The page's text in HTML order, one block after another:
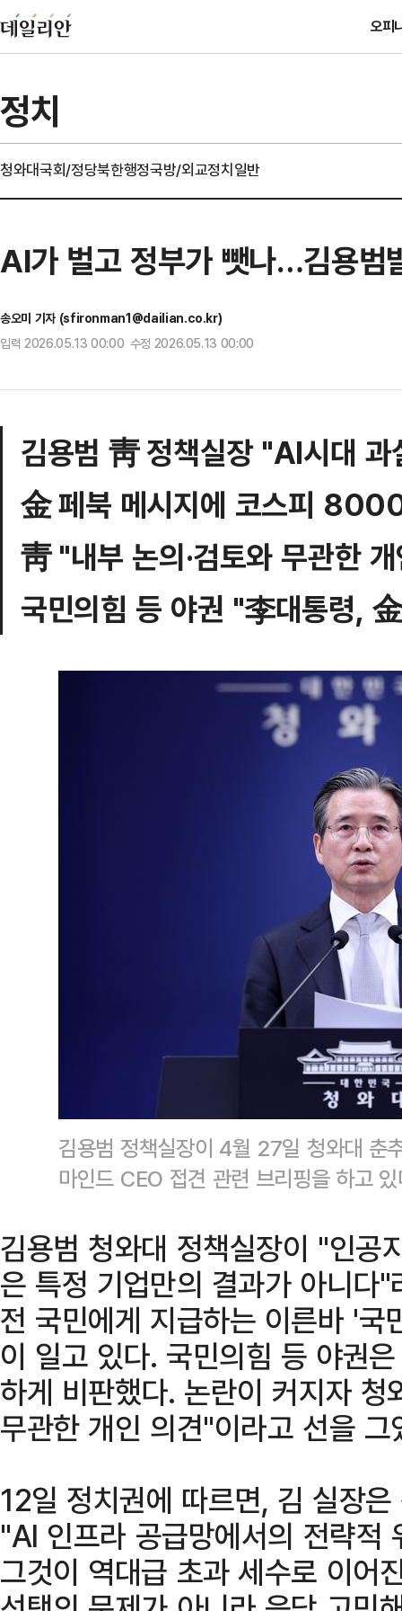
오피
정치
청와대국회/정당북한행정국방/외교정치일반
AI가 벌고 정부가 뺏나…김용범
송오미 기자 (sfironman1@dailian.co.kr)
입력 2026.05.13 00:00 수정 2026.05.13 00:00
김용범 靑 정책실장 "AI시대
金 페북 메시지에 코스피
靑 "내부 논의·검토와 무관한
국민의힘 등 야권 "李대통령,
김용범 정책실장이 4월 27일 청와대 춘
마인드 CEO 접견 관련 브리핑을 하고
김용범 청와대 정책실장이 "인공
은 특정 기업만의 결과가 아니다
전 국민에게 지급하는 이른바 '국
이 일고 있다. 국민의힘 등 야권
하게 비판했다. 논란이 커지자
무관한 개인 의견"이라고 선을 그
12일 정치권에 따르면, 김 실장
"AI 인프라 공급망에서의 전략적
그것이 역대급 초과 세수로 이어